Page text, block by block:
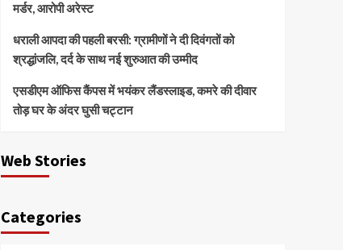
मर्डर, आरोपी अरेस्ट
धराली आपदा की पहली बरसी: ग्रामीणों ने दी दिवंगतों को
श्रद्धांजलि, दर्द के साथ नई शुरुआत की उम्मीद
एसडीएम ऑफिस कैंपस में भयंकर लैंडस्लाइड, कमरे की दीवार
तोड़ घर के अंदर घुसी चट्टान
Web Stories
Categories